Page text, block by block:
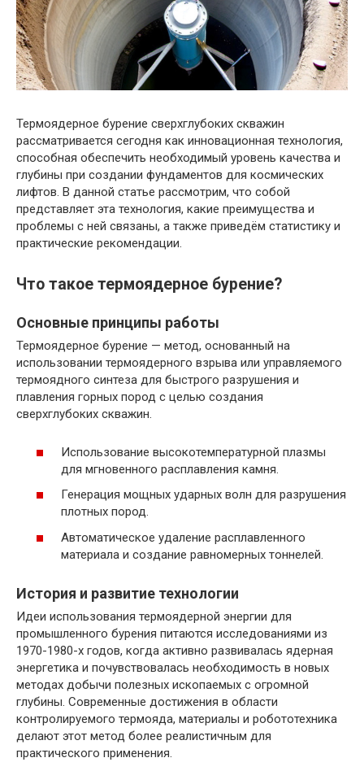
Термоядерное бурение сверхглубоких скважин
рассматривается сегодня как инновационная технология,
способная обеспечить необходимый уровень качества и
глубины при создании фундаментов для космических
лифтов. В данной статье рассмотрим, что собой
представляет эта технология, какие преимущества и
проблемы с ней связаны, а также приведём статистику и
практические рекомендации.
Что такое термоядерное бурение?
Основные принципы работы
Термоядерное бурение — метод, основанный на
использовании термоядерного взрыва или управляемого
термоядного синтеза для быстрого разрушения и
плавления горных пород с целью создания
сверхглубоких скважин.
Использование высокотемпературной плазмы
для мгновенного расплавления камня.
Генерация мощных ударных волн для разрушения
плотных пород.
Автоматическое удаление расплавленного
материала и создание равномерных тоннелей.
История и развитие технологии
Идеи использования термоядерной энергии для
промышленного бурения питаются исследованиями из
1970-1980-х годов, когда активно развивалась ядерная
энергетика и почувствовалась необходимость в новых
методах добычи полезных ископаемых с огромной
глубины. Современные достижения в области
контролируемого термояда, материалы и робототехника
делают этот метод более реалистичным для
практического применения.